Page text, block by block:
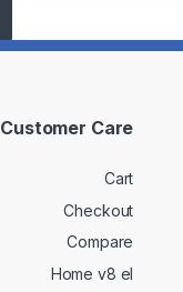
Customer Care
Cart
Checkout
Compare
Home v8 el